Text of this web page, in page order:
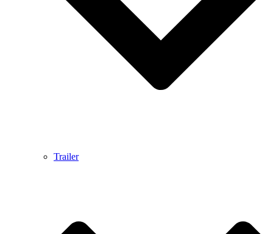
Trailer